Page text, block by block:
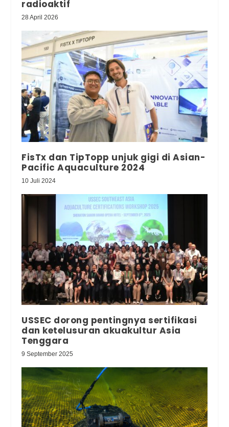
radioaktif
28 April 2026
FisTx dan TipTopp unjuk gigi di Asian-
Pacific Aquaculture 2024
10 Juli 2024
USSEC dorong pentingnya sertifikasi
dan ketelusuran akuakultur Asia
Tenggara
9 September 2025